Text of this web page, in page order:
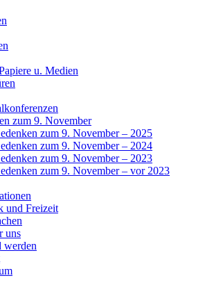
u. Medien
zum 9. November
zum 9. November – 2025
zum 9. November – 2024
zum 9. November – 2023
zum 9. November – vor 2023
und Freizeit
uns
werden